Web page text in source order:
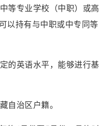
等专业学校（中职）或高
以持有与中职或中专同等
的英语水平，能够进行基
自治区户籍。